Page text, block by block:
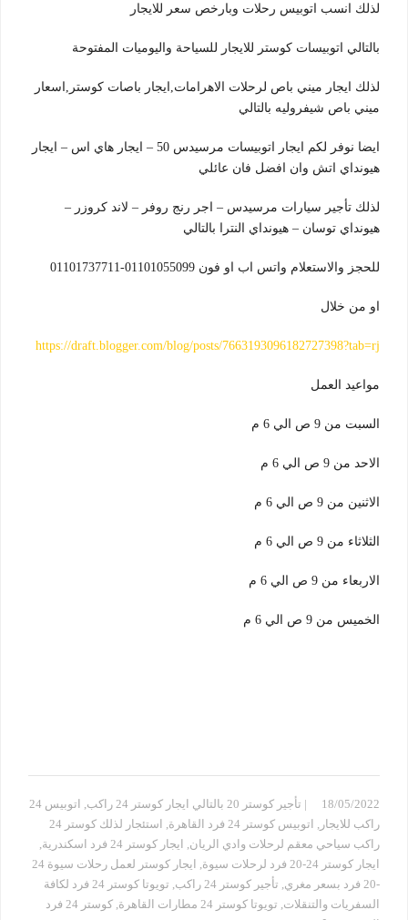
لذلك انسب اتوبيس رحلات وبارخص سعر للايجار
بالتالي اتوبيسات كوستر للايجار للسياحة واليوميات المفتوحة
لذلك ايجار ميني باص لرحلات الاهرامات,ايجار باصات كوستر,اسعار
ميني باص شيفروليه بالتالي
ايضا نوفر لكم ايجار اتوبيسات مرسيدس 50 – ايجار هاي اس – ايجار
هيونداي اتش وان افضل فان عائلي
لذلك تأجير سيارات مرسيدس – اجر رنج روفر – لاند كروزر –
هيونداي توسان – هيونداي النترا بالتالي
للحجز والاستعلام واتس اب او فون 01101055099-01101737711
او من خلال
https://draft.blogger.com/blog/posts/7663193096182727398?tab=rj
مواعيد العمل
السبت من 9 ص الي 6 م
الاحد من 9 ص الي 6 م
الاثنين من 9 ص الي 6 م
الثلاثاء من 9 ص الي 6 م
الاربعاء من 9 ص الي 6 م
الخميس من 9 ص الي 6 م
18/05/2022 | تأجير كوستر 20 بالتالي ايجار كوستر 24 راكب
اتوبيس 24
راكب للايجار
اتوبيس كوستر 24 فرد القاهرة
استئجار لذلك كوستر 24
راكب سياحي معقم لرحلات وادي الريان ايجار كوستر 24 فرد اسكندرية
ايجار كوستر 24-20 فرد لرحلات سيوة
ايجار كوستر لعمل رحلات سيوة 24
-20 فرد بسعر مغري
تأجير كوستر 24 راكب
تويوتا كوستر 24 فرد لكافة
السفريات والتنقلات تويوتا كوستر 24 مطارات القاهرة
كوستر 24 فرد